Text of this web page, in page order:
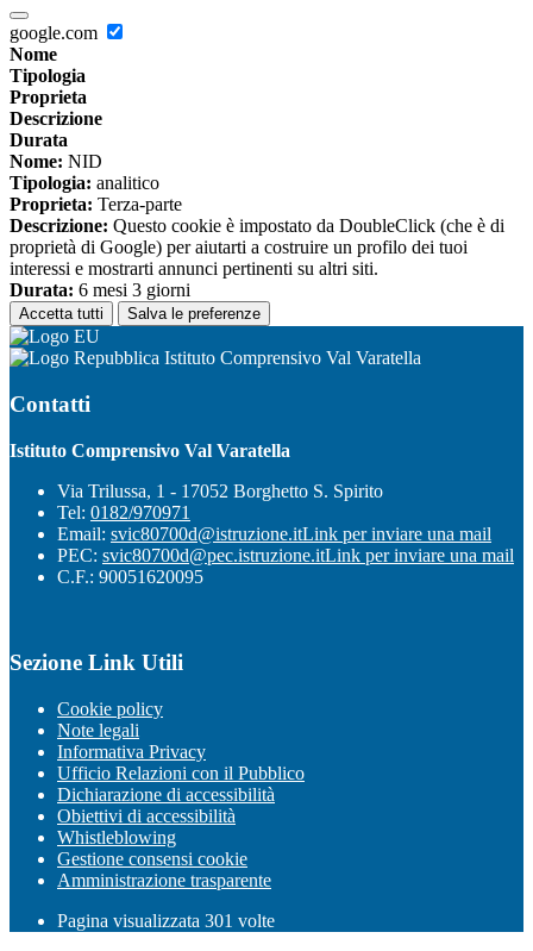
google.com
Nome
Tipologia
Proprieta
Descrizione
Durata
Nome: NID
Tipologia: analitico
Proprieta: Terza-parte
Descrizione: Questo cookie è impostato da DoubleClick (che è di
proprietà di Google) per aiutarti a costruire un profilo dei tuoi
interessi e mostrarti annunci pertinenti su altri siti.
Durata: 6 mesi 3 giorni
Accetta tutti Salva le preferenze
Istituto Comprensivo Val Varatella
Contatti
Istituto Comprensivo Val Varatella
Via Trilussa, 1 - 17052 Borghetto S. Spirito
Tel: 0182/970971
Email: svic80700d@istruzione.itLink per inviare una mail
PEC: svic80700d@pec.istruzione.itLink per inviare una mail
C.F.: 90051620095
Sezione Link Utili
Cookie policy
Note legali
Informativa Privacy
Ufficio Relazioni con il Pubblico
Dichiarazione di accessibilità
Obiettivi di accessibilità
Whistleblowing
Gestione consensi cookie
Amministrazione trasparente
Pagina visualizzata 301 volte